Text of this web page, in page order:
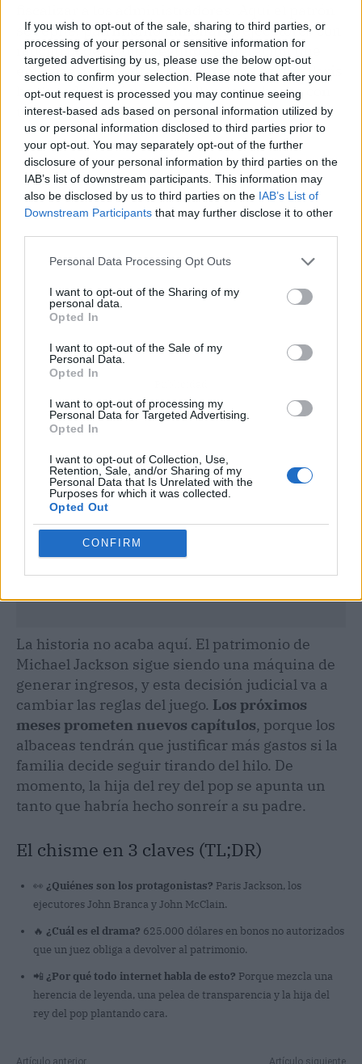
If you wish to opt-out of the sale, sharing to third parties, or
processing of your personal or sensitive information for
targeted advertising by us, please use the below opt-out
section to confirm your selection. Please note that after your
opt-out request is processed you may continue seeing
interest-based ads based on personal information utilized by
us or personal information disclosed to third parties prior to
your opt-out. You may separately opt-out of the further
disclosure of your personal information by third parties on the
IAB’s list of downstream participants. This information may
also be disclosed by us to third parties on the IAB’s List of
Downstream Participants that may further disclose it to other
Personal Data Processing Opt Outs
I want to opt-out of the Sharing of my
personal data.
Opted In
I want to opt-out of the Sale of my
Personal Data.
Opted In
I want to opt-out of processing my
Personal Data for Targeted Advertising.
Opted In
I want to opt-out of Collection, Use,
Retention, Sale, and/or Sharing of my
Personal Data that Is Unrelated with the
Purposes for which it was collected.
Opted Out
CONFIRM
se repite: patrimonio millonario, ejecutores con
mucho poder y una segunda generación que
empieza a preguntar. La diferencia es que Paris
ha ganado la primera batalla y lo ha hecho con
un argumentario muy sólido.
La historia no acaba aquí. El patrimonio de
Michael Jackson sigue siendo una máquina de
generar ingresos, y esta decisión judicial va a
cambiar las reglas del juego. Los próximos
meses prometen nuevos capítulos, porque los
albaceas tendrán que justificar más gastos si la
familia decide seguir tirando del hilo. De
momento, la hija del rey del pop se apunta un
tanto que habría hecho sonreír a su padre.
El chisme en 3 claves (TL;DR)
👀 ¿Quiénes son los protagonistas? Paris Jackson, los
ejecutores John Branca y John McClain.
🔥 ¿Cuál es el drama? 625.000 dólares en bonos no autorizados
que un juez obliga a devolver al patrimonio.
📲 ¿Por qué todo internet habla de esto? Porque mezcla una
herencia de leyenda, una pelea de transparencia y la hija del
rey del pop plantando cara.
Artículo anterior Artículo siguiente